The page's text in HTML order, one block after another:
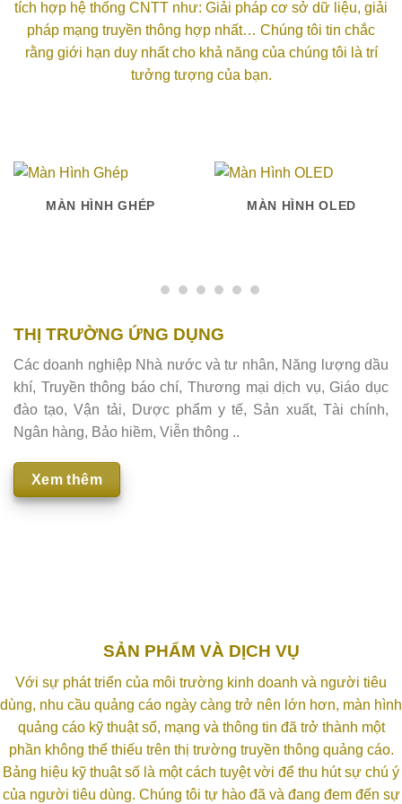
tích hợp hệ thống CNTT như: Giải pháp cơ sở dữ liệu, giải
pháp mạng truyền thông hợp nhất… Chúng tôi tin chắc
rằng giới hạn duy nhất cho khả năng của chúng tôi là trí
tưởng tượng của bạn.
MÀN HÌNH GHÉP MÀN HÌNH OLED
THỊ TRƯỜNG ỨNG DỤNG
Các doanh nghiệp Nhà nước và tư nhân, Năng lượng dầu
khí, Truyền thông báo chí, Thương mại dịch vụ, Giáo dục
đào tạo, Vận tải, Dược phẩm y tế, Sản xuất, Tài chính,
Ngân hàng, Bảo hiềm, Viễn thông ..
Xem thêm
SẢN PHẨM VÀ DỊCH VỤ
Với sự phát triển của môi trường kinh doanh và người tiêu
dùng, nhu cầu quảng cáo ngày càng trở nên lớn hơn, màn hình
quảng cáo kỹ thuật số, mạng và thông tin đã trở thành một
phần không thể thiếu trên thị trường truyền thông quảng cáo.
Bảng hiệu kỹ thuật số là một cách tuyệt vời để thu hút sự chú ý
của người tiêu dùng. Chúng tôi tự hào đã và đang đem đến sự